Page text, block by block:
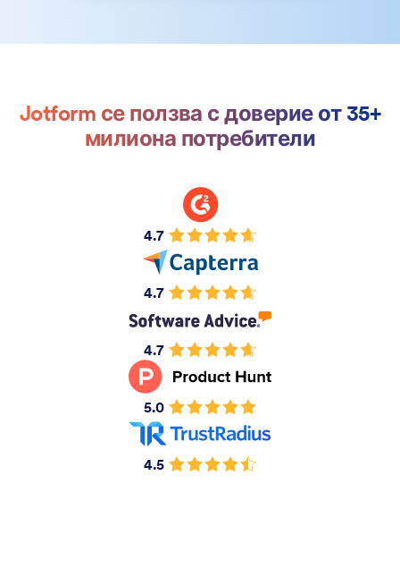
Jotform се ползва с доверие от 35+
милиона потребители
4.7
4.7
4.7
5.0
4.5